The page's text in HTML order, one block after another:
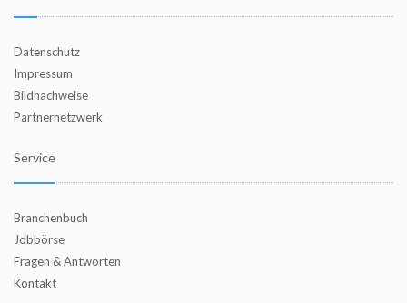
Datenschutz
Impressum
Bildnachweise
Partnernetzwerk
Service
Branchenbuch
Jobbörse
Fragen & Antworten
Kontakt